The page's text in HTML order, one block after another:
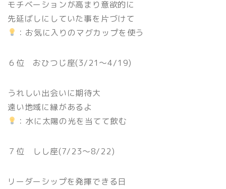
モチベーションが高まり意欲的に
先延ばしにしていた事を片づけて
：お気に入りのマグカップを使う
６位 おひつじ座(3/21〜4/19)
うれしい出会いに期待大
遠い地域に縁があるよ
：水に太陽の光を当てて飲む
７位 しし座(7/23〜8/22)
リーダーシップを発揮できる日